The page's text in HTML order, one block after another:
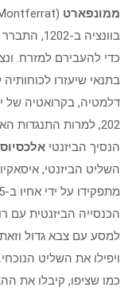
ממונפארט
בוונציה
כדי להעבירם למזרח.
בתנאי שיעזרו
202, למרות התנגדות
הנסיך הביזנטי
הכנסייה הביזנטית עם
למסע עם צבא גדול וזאת
ויפילו את השליט
כמו שציפו, קיבלו את